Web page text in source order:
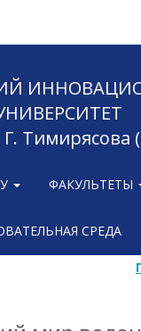
Тимирясова
ФАКУЛЬТЕТЫ
СРЕДА